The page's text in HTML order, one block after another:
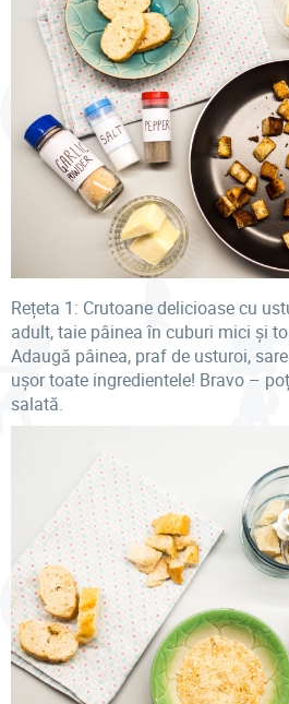
Rețeta 1: Crutoane delicioase cu
adult, taie pâinea în cuburi mici și
Adaugă pâinea, praf de usturoi,
ușor toate ingredientele! Bravo –
salată.